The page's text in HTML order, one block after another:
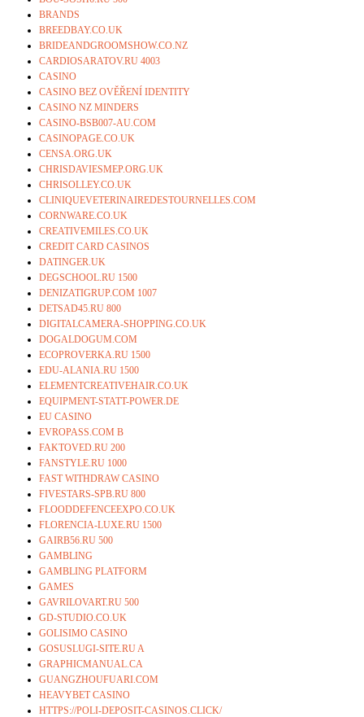
BRANDS
BREEDBAY.CO.UK
BRIDEANDGROOMSHOW.CO.NZ
CARDIOSARATOV.RU 4003
CASINO
CASINO BEZ OVĚŘENÍ IDENTITY
CASINO NZ MINDERS
CASINO-BSB007-AU.COM
CASINOPAGE.CO.UK
CENSA.ORG.UK
CHRISDAVIESMEP.ORG.UK
CHRISOLLEY.CO.UK
CLINIQUEVETERINAIREDESTOURNELLES.COM
CORNWARE.CO.UK
CREATIVEMILES.CO.UK
CREDIT CARD CASINOS
DATINGER.UK
DEGSCHOOL.RU 1500
DENIZATIGRUP.COM 1007
DETSAD45.RU 800
DIGITALCAMERA-SHOPPING.CO.UK
DOGALDOGUM.COM
ECOPROVERKA.RU 1500
EDU-ALANIA.RU 1500
ELEMENTCREATIVEHAIR.CO.UK
EQUIPMENT-STATT-POWER.DE
EU CASINO
EVROPASS.COM B
FAKTOVED.RU 200
FANSTYLE.RU 1000
FAST WITHDRAW CASINO
FIVESTARS-SPB.RU 800
FLOODDEFENCEEXPO.CO.UK
FLORENCIA-LUXE.RU 1500
GAIRB56.RU 500
GAMBLING
GAMBLING PLATFORM
GAMES
GAVRILOVART.RU 500
GD-STUDIO.CO.UK
GOLISIMO CASINO
GOSUSLUGI-SITE.RU A
GRAPHICMANUAL.CA
GUANGZHOUFUARI.COM
HEAVYBET CASINO
HTTPS://POLI-DEPOSIT-CASINOS.CLICK/